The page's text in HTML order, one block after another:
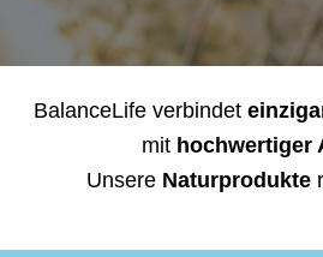
BalanceLife verbindet
mit hochwertiger
Unsere Naturprodukte